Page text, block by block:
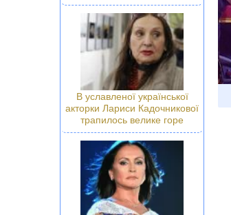
В уславленої української
акторки Лариси Кадочникової
трапилось велике горе